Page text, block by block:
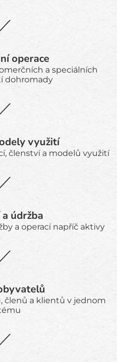
operace
a speciálních
dohromady
využití
členství a modelů využití
údržba
a operací napříč aktivy
členů a klientů v jednom